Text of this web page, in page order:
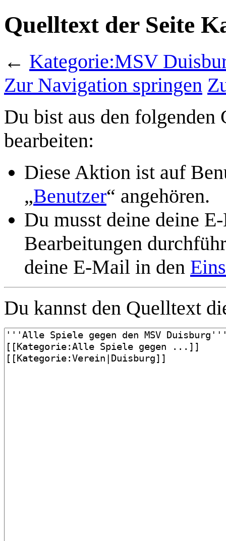
Quelltext der Seite
← Kategorie:MSV
Zur Navigation springen
Du bist aus den folgenden
bearbeiten:
Diese Aktion ist auf
„Benutzer“ angehören.
Du musst deine deine
Bearbeitungen
deine E-Mail in den
Du kannst den Quelltext